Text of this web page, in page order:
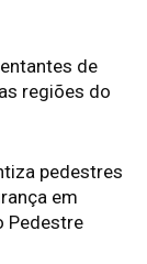
de
regiões do
pedestres
em
Pedestre